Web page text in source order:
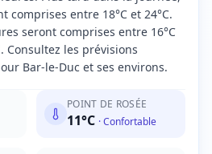
comprises entre 18°C et 24°C.
seront comprises entre 16°C
Consultez les prévisions
Bar-le-Duc et ses environs.
POINT DE ROSÉE
11°C ·Confortable